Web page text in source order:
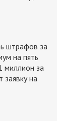
штрафов за
на пять
миллион за
заявку на